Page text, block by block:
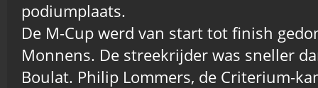
podiumplaats.
De M-Cup werd van start tot finish
Monnens. De streekrijder was sneller
Boulat. Philip Lommers, de Criterium-